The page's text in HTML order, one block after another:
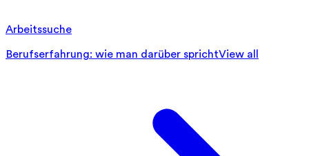
Arbeitssuche
Berufserfahrung: wie man darüber sprichtView all